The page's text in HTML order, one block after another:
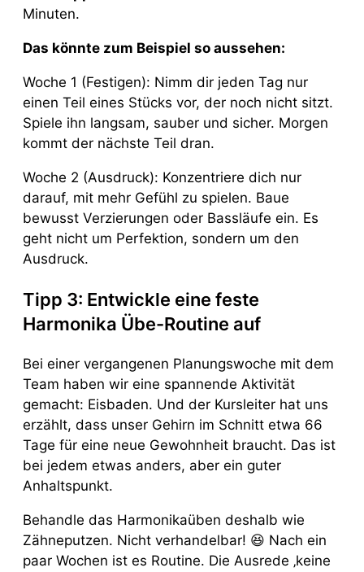
Minuten.
Das könnte zum Beispiel so aussehen:
Woche 1 (Festigen): Nimm dir jeden Tag nur
einen Teil eines Stücks vor, der noch nicht sitzt.
Spiele ihn langsam, sauber und sicher. Morgen
kommt der nächste Teil dran.
Woche 2 (Ausdruck): Konzentriere dich nur
darauf, mit mehr Gefühl zu spielen. Baue
bewusst Verzierungen oder Bassläufe ein. Es
geht nicht um Perfektion, sondern um den
Ausdruck.
Tipp 3: Entwickle eine feste
Harmonika Übe-Routine auf
Bei einer vergangenen Planungswoche mit dem
Team haben wir eine spannende Aktivität
gemacht: Eisbaden. Und der Kursleiter hat uns
erzählt, dass unser Gehirn im Schnitt etwa 66
Tage für eine neue Gewohnheit braucht. Das ist
bei jedem etwas anders, aber ein guter
Anhaltspunkt.
Behandle das Harmonikaüben deshalb wie
Zähneputzen. Nicht verhandelbar! 😆 Nach ein
paar Wochen ist es Routine. Die Ausrede ‚keine